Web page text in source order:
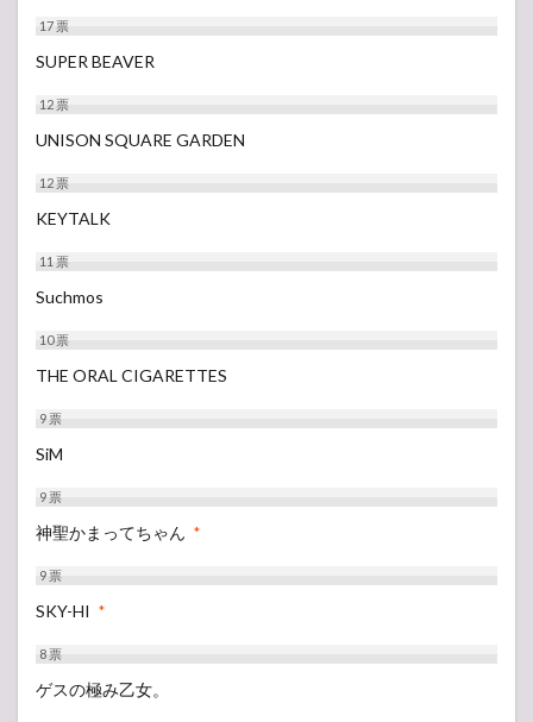
17票
SUPER BEAVER
12票
UNISON SQUARE GARDEN
12票
KEYTALK
11票
Suchmos
10票
THE ORAL CIGARETTES
9票
SiM
9票
神聖かまってちゃん *
9票
SKY-HI *
8票
ゲスの極み乙女。